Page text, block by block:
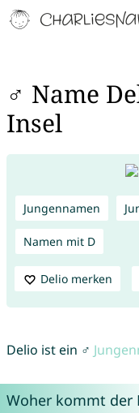
♂ Name
Insel
Jungennamen
Namen mit D
Delio merken
Delio ist ein ♂
Woher kommt der